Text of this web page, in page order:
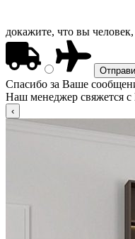
докажите, что вы
Спасибо за Ваше
Наш менеджер свяжется